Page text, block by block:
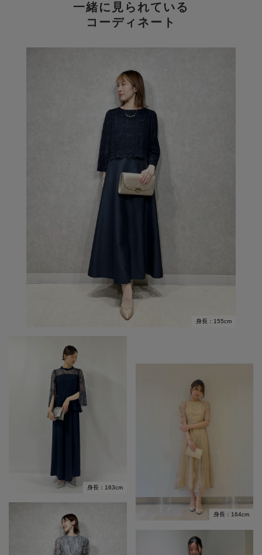
一緒に見られている
コーディネート
身長：155cm
身長：163cm
身長：164cm